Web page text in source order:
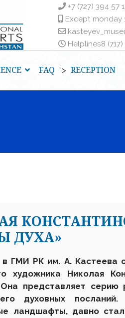
+7 (727) 394 57
Except monday
Helplinesㅤ8
FAQ "> RECEPTION
ДУХА»
в ГМИ РК им. А. Кастеева
художника Николая
представляет серию
духовных посланий.
ландшафты, давно